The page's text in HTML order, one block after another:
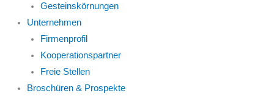
Gesteinskörnungen
Unternehmen
Firmenprofil
Kooperationspartner
Freie Stellen
Broschüren & Prospekte